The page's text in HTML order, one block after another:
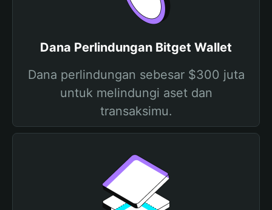
Dana Perlindungan Bitget Wallet
Dana perlindungan sebesar $300 juta
untuk melindungi aset dan
transaksimu.